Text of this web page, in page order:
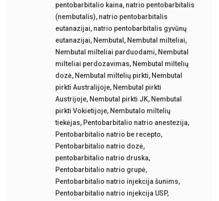
pentobarbitalio kaina, natrio pentobarbitalis
(nembutalis), natrio pentobarbitalis
eutanazijai, natrio pentobarbitalis gyvūnų
eutanazijai, Nembutal, Nembutal milteliai,
Nembutal milteliai parduodami, Nembutal
milteliai perdozavimas, Nembutal miltelių
dozė, Nembutal miltelių pirkti, Nembutal
pirkti Australijoje, Nembutal pirkti
Austrijoje, Nembutal pirkti JK, Nembutal
pirkti Vokietijoje, Nembutalo miltelių
tiekėjas, Pentobarbitalio natrio anestezija,
Pentobarbitalio natrio be recepto,
Pentobarbitalio natrio dozė,
pentobarbitalio natrio druska,
Pentobarbitalio natrio grupė,
Pentobarbitalio natrio injekcija šunims,
Pentobarbitalio natrio injekcija USP,